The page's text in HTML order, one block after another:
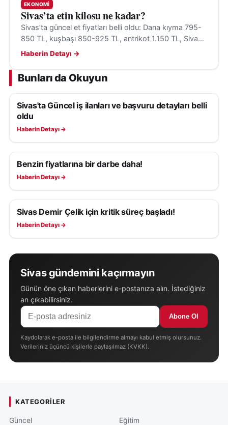
EKONOMI
Sivas’ta etin kilosu ne kadar?
Sivas’ta güncel et fiyatları belli oldu: Dana kıyma 795-
850 TL, kuşbaşı 850-925 TL, antrikot 1.150 TL, Sivas
köftesi 800 TL seviyesinde bulunuyor.
Haberin Detayı →
Bunları da Okuyun
EKONOMI
Sivas'ta Güncel iş ilanları ve başvuru detayları belli
oldu
Haberin Detayı →
EKONOMI
Benzin fiyatlarına bir darbe daha!
Haberin Detayı →
EKONOMI
Sivas Demir Çelik için kritik süreç başladı!
Haberin Detayı →
Sivas gündemini kaçırmayın
Günün öne çıkan haberlerini e-postanıza alın. İstediğiniz
an çıkabilirsiniz.
Abone Ol
Kaydolarak e-posta ile bilgilendirme almayı kabul etmiş olursunuz.
Verileriniz üçüncü kişilerle paylaşılmaz (KVKK).
KATEGORILER
Güncel
Eğitim